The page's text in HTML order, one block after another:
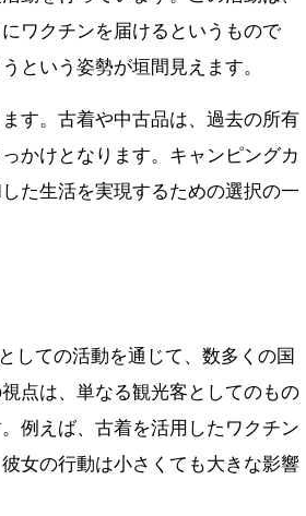
ワクチンを届けるというもので
という姿勢が垣間見えます。
す。古着や中古品は、過去の所有
かけとなります。キャンピングカ
た生活を実現するための選択の一
しての活動を通じて、数多くの国
点は、単なる観光客としてのもの
例えば、古着を活用したワクチン
女の行動は小さくても大きな影響